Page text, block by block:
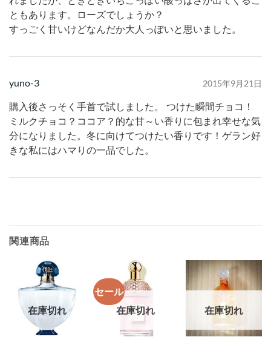
ともあります。ローズでしょうか？
すっごく甘いけどなんだか大人っぽいと思いました。
yuno-3 2015年9月21日
購入後さっそく手首で試しました。 つけた瞬間チョコ！
ミルクチョコ？ココア？的な甘～い香りに包まれ幸せな気
分になりました。冬に向けてつけたい香りです！ゲラン好
きな私にはハマりの一品でした。
関連商品
在庫切れ
セール
在庫切れ
在庫切れ